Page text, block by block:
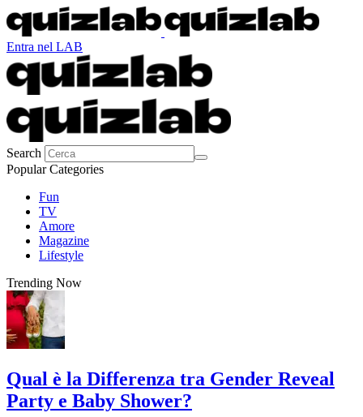
Entra nel LAB
Search
Popular Categories
Fun
TV
Amore
Magazine
Lifestyle
Trending Now
Qual è la Differenza tra Gender Reveal
Party e Baby Shower?